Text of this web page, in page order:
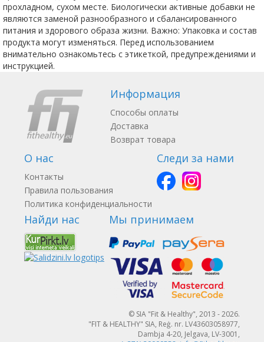
прохладном, сухом месте. Биологически активные добавки не
являются заменой разнообразного и сбалансированного
питания и здорового образа жизни. Важно: Упаковка и состав
продукта могут изменяться. Перед использованием
внимательно ознакомьтесь с этикеткой, предупреждениями и
инструкцией.
Информация
Способы оплаты
Доставка
Возврат товара
О нас
Контакты
Правила пользования
Политика конфиденциальности
Следи за нами
Найди нас Мы принимаем
© SIA "Fit & Healthy", 2013 - 2026.
"FIT & HEALTHY" SIA, Reģ. nr. LV43603058977,
Dambja 4-20, Jelgava, LV-3001,